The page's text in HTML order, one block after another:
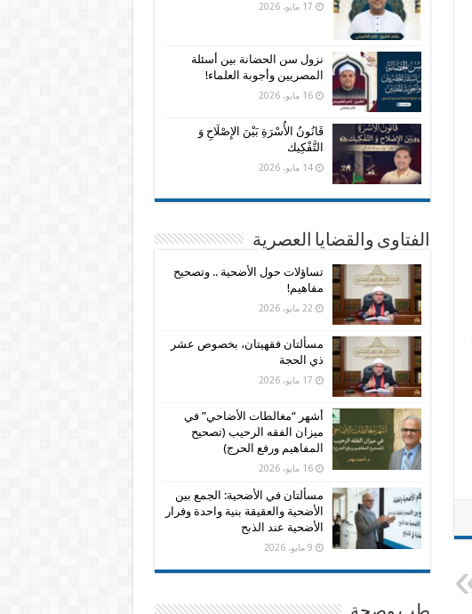
17 مايو، 2026
نزول سن الحضانة بين أسئلة
المصريين وأجوبة العلماء!
16 مايو، 2026
قَانُونُ الأُسْرَةِ بَيْنَ الإِصْلَاحِ وَ
التَّفْكِيك
14 مايو، 2026
الفتاوى والقضايا العصرية
تساؤلات حول الأضحية .. وتصحيح
مفاهيم!
22 مايو، 2026
مسألتان فقهيتان، بخصوص عشر
ذي الحجة
17 مايو، 2026
أشهر “مغالطات الأضاحي” في
ميزان الفقه الرحيب (تصحيح
المفاهيم ورفع الحرج)
16 مايو، 2026
مسألتان في الأضحية: الجمع بين
الأضحية والعقيقة بنية واحدة وفرار
الأضحية عند الذبح
9 مايو، 2026